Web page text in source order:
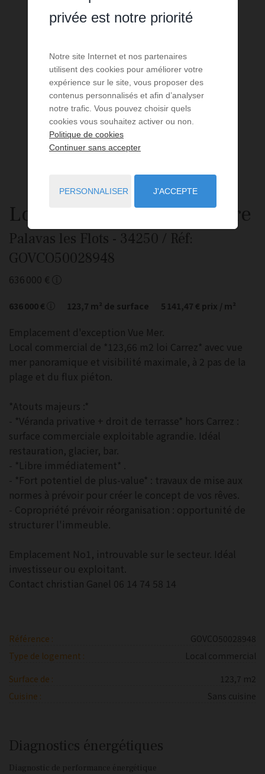
Local commercialà vendre
Palavas les Flots - 34250 / Réf:
GOVCO50028948
636 000 €
636 000 € 123,7 m² de surface 5 141,47 € prix / m²
Emplacement d'exception Vue Mer.
Local commercial de *123,66 m2 loi Carrez* avec vue
mer panoramique et visibilité maximale, à 2 pas de la
plage et du flux piéton.
*Atouts majeurs :*
- *Véranda privative + droit de terrasse* hors Carrez :
surface commerciale exploitable agrandie. Idéal
restauration, glacier, bar.
- *Libre immédiatement* .
- *Fort potentiel de plus-value* : travaux de mise aux
normes à prévoir pour créer le concept de vos rêves.
- Copropriété prévoir réorganisation : opportunité de
structurer l'immeuble.
Emplacement No1, introuvable sur le secteur. Idéal
investisseur ou exploitant.
Contact christian Ganel 06 14 74 58 14
Référence :
GOVCO50028948
Type de logement :
Local commercial
Surface de :
123,7 m2
Cuisine :
Sans cuisine
Diagnostics énergétiques
Diagnostic de performance énergétique
privée est notre priorité
Notre site Internet et nos partenaires
utilisent des cookies pour améliorer votre
expérience sur le site, vous proposer des
contenus personnalisés et afin d’analyser
notre trafic. Vous pouvez choisir quels
cookies vous souhaitez activer ou non.
Politique de cookies
Continuer sans accepter
PERSONNALISER J'ACCEPTE